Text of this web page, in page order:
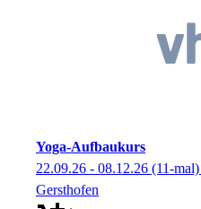
Yoga-Aufbaukurs
22.09.26 - 08.12.26 (11-mal)
Gersthofen